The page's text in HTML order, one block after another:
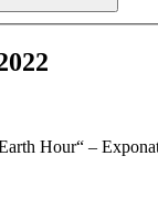
Hour“ –